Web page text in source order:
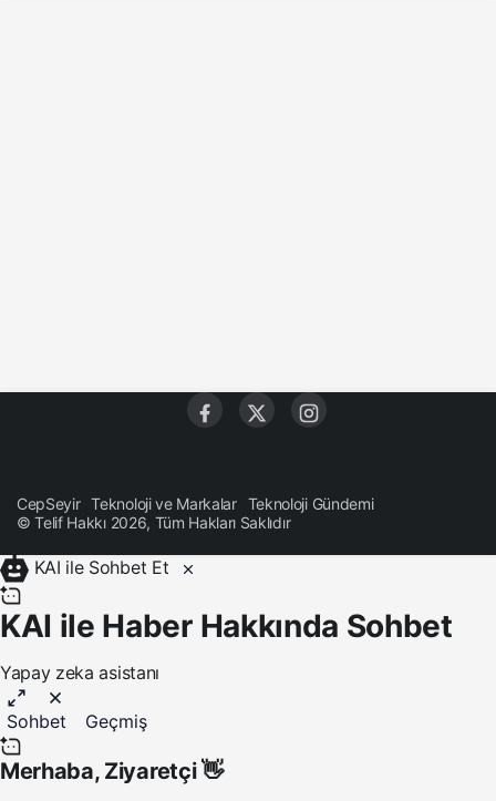
CepSeyir Teknoloji ve Markalar
Teknoloji Gündemi
© Telif Hakkı 2026, Tüm Hakları Saklıdır
KAI ile Sohbet Et
KAI ile Haber Hakkında Sohbet
Yapay zeka asistanı
Sohbet Geçmiş
Merhaba, Ziyaretçi👋